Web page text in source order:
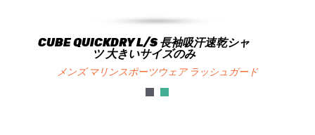
CUBE QUICKDRY L/S 長袖吸汗速乾シャ
ツ 大きいサイズのみ
メンズ マリンスポーツウェア ラッシュガード